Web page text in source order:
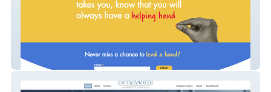
Sledge Helping Hands